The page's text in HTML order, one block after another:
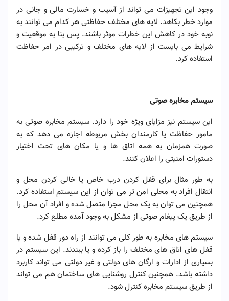
وجود این تجهیزات می تواند از آسیب و خسارت مالی و جانی در
موارد خطر بکاهد. لایه های مختلف حفاظتی هر کدام می توانند به
نوبه خود در کاهش این خطرات موثر باشند. پس بنا به موقعیت و
شرایط می بایست از لایه های مختلف و ترکیبی در امر حفاظت
استفاده کرد.
سیستم مخابره صوتی
این سیستم نیز مزایای ویژه خود را دارد. سیستم مخابره صوتی به
مامور حفاظت یا کارمندان بخش مربوطه اجازه می دهد که به
صورت همزمان به همه اتاق ها و یا مکان های تحت اختیار
دستورات امنیتی را اعلان کنند.
به طور مثال برای قفل کردن درب خاص یا خالی کردن محل و
انتقال افراد به محلی امن تر می توان از این سیستم استفاده کرد.
همچنین می توان به یک محل مجزا متصل شده و افراد آن محل را
از طریق یک پیغام صوتی از مشکل به وجود آمده مطلع کرد.
سیستم های مخابره به طور کلی می توانند از راه دور قفل شده و یا
قفل های اتاق های مختلف را باز کرده و یا ببندند. این سیستم در
بسیاری از ادارات و ارگان های دولتی و غیر دولتی می تواند کاربرد
داشته باشد. همچنین کنترل روشنایی های ساختمان هم می تواند
از طریق سیستم مخابره کنترل شود.